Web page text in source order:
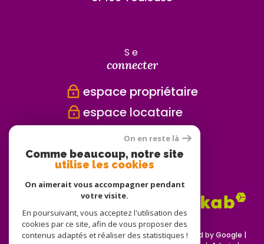
se
connecter
espace propriétaire
espace locataire
nous
adhérons
© 2026 | Tous droits réservés | Traduction powered by Google |
On en reste là
Comme beaucoup, notre site
utilise les cookies
On aimerait vous accompagner pendant
votre visite.
En poursuivant, vous acceptez l'utilisation des
cookies par ce site, afin de vous proposer des
contenus adaptés et réaliser des statistiques !